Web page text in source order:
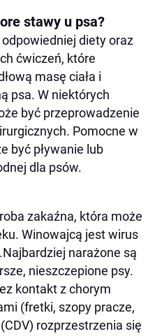
stawy u psa?
diety oraz
ćwiczeń, które
masę ciała i
psa. W niektórych
być przeprowadzenie
Pomocne w
być pływanie lub
dla psów.
zakaźna, która może
Winowajcą jest wirus
narażone są
nieszczepione psy.
kontakt z chorym
(fretki, szopy pracze,
rozprzestrzenia się